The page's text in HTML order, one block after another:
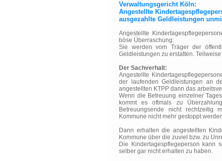
Verwaltungsgericht Köln:
Angestellte
ausgezahlte Geldleistungen
Angestellte
böse Überraschung:
Sie werden vom Träger der
Geldleistungen zu erstatten.
Der Sachverhalt:
Angestellte
der laufenden Geldleistungen an
angestellten KTPP dann das
Wenn die Betreuung einzelner
kommt es oftmals zu
Betreuungsende nicht rechtzeitig
Kommune nicht mehr gestoppt
Dann erhalten die angestellten
Kommune über die zuviel bzw. zu
Die Kindertagespflegeperson kann
selber gar nicht erhalten zu haben.